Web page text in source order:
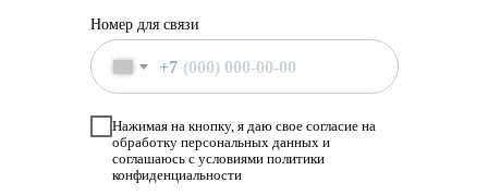
Номер для связи
+7
Нажимая на кнопку, я даю свое согласие на
обработку персональных данных и
соглашаюсь с условиями политики
конфиденциальности